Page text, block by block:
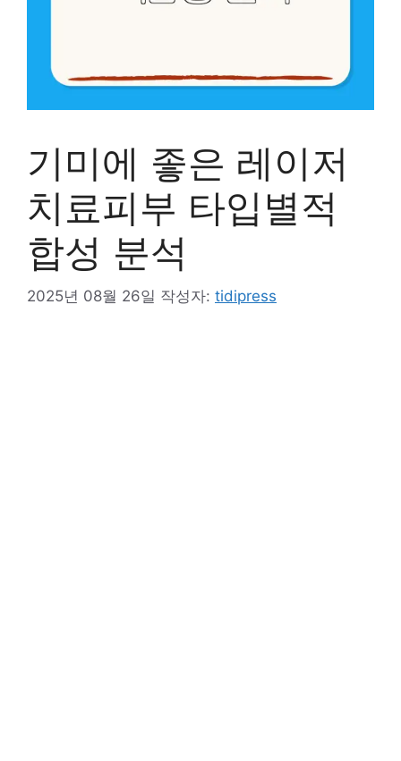
기미에 좋은 레이저
치료피부 타입별적
합성 분석
2025년 08월 26일 작성자: tidipress